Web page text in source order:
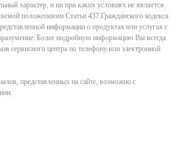
характер, и ни при каких условиях не является
положениями Статьи 437 Гражданского кодекса
информации о продуктах или услугах с
Более подробную информацию Вы всегда
сервисного центра по телефону или электронной
представленных на сайте, возможно с